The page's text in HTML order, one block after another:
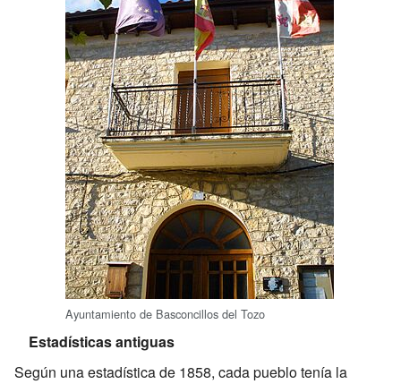
Ayuntamiento de Basconcillos del Tozo
Estadísticas antiguas
Según una estadística de 1858, cada pueblo tenía la